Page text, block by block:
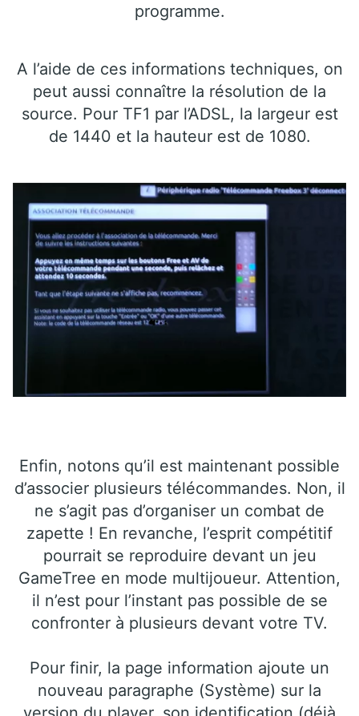
programme.
A l’aide de ces informations techniques, on
peut aussi connaître la résolution de la
source. Pour TF1 par l’ADSL, la largeur est
de 1440 et la hauteur est de 1080.
Enfin, notons qu’il est maintenant possible
d’associer plusieurs télécommandes. Non, il
ne s’agit pas d’organiser un combat de
zapette ! En revanche, l’esprit compétitif
pourrait se reproduire devant un jeu
GameTree en mode multijoueur. Attention,
il n’est pour l’instant pas possible de se
confronter à plusieurs devant votre TV.
Pour finir, la page information ajoute un
nouveau paragraphe (Système) sur la